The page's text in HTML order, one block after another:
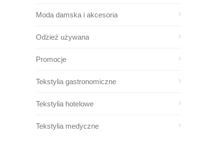
Moda damska i akcesoria
Odzież używana
Promocje
Tekstylia gastronomiczne
Tekstylia hotelowe
Tekstylia medyczne